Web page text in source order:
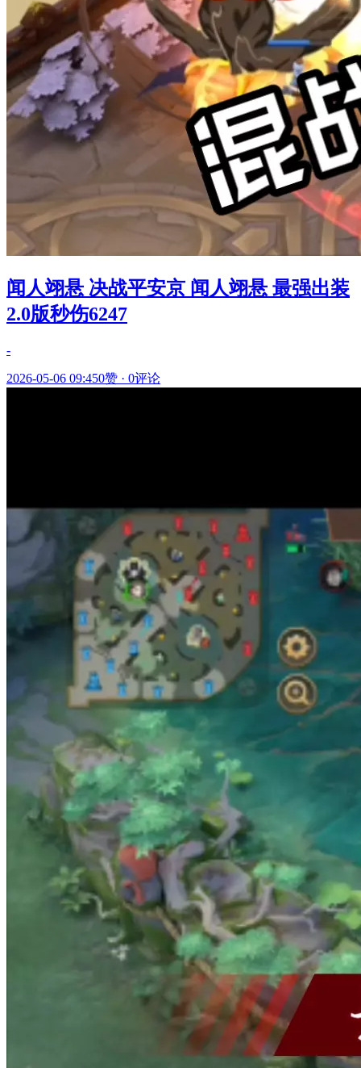
闻人翊悬 决战平安京 闻人翊悬 最强出装
2.0版秒伤6247
-
2026-05-06 09:450赞 · 0评论